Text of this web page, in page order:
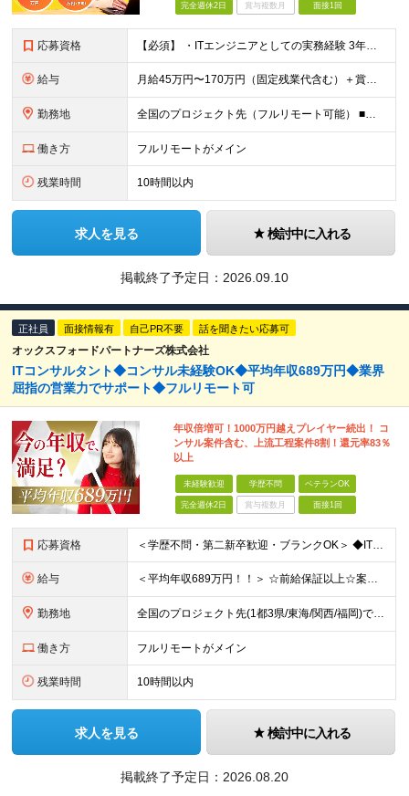
完全週休2日 賞与複数月 面接1回
応募資格 【必須】 ・ITエンジニアとしての実務経験 3年以上 （インフラエンジニア／サーバーエンジニア／ネットワークエンジニア／クラウドエンジニア／社内SE／バックエンドエンジニア等、領域不問） ・AWS／G
給与 月給45万円〜170万円（固定残業代含む）＋賞与＋インセンティブ 想定年収：620万円〜2,000万円 ◎入社した全員が年収UP（平均170万円UP） ※経験・能力などを考慮の上、決定します。 ※月
勤務地 全国のプロジェクト先（フルリモート可能） ■プロジェクトは100%完全選択制 ■帰社日なし（社内業務は一切ありません） 【拠点】 ◆本社／東京都新宿区西新宿2丁目6番1号 新宿住友ビル28階 ◆大阪
働き方 フルリモートがメイン
残業時間 10時間以内
求人を見る 検討中に入れる
掲載終了予定日： 2026.09.10
正社員 面接情報有 自己PR不要 話を聞きたい応募可
オックスフォードパートナーズ株式会社
ITコンサルタント◆コンサル未経験OK◆平均年収689万円◆業界
屈指の営業力でサポート◆フルリモート可
年収倍増可！1000万円越えプレイヤー続出！ コ
ンサル案件含む、上流工程案件8割！還元率83％
以上
未経験歓迎 学歴不問 ベテランOK
完全週休2日 賞与複数月 面接1回
応募資格 ＜学歴不問・第二新卒歓迎・ブランクOK＞ ◆IT業界での実務経験（2年以上） ※アプリ・インフラ等の領域は不問 【歓迎条件】 ◎コンサルティングファームでの実務経験 ◎SIにおける上流工程
給与 ＜平均年収689万円！！＞ ☆前給保証以上☆案件待機期間も給与保証あり☆ 月給40万円～150万円（固定残業代含む） ※経験や能力を考慮し決定します ※試用期間6ヶ月あり。条件や待遇に差異はありません
勤務地 全国のプロジェクト先(1都3県/東海/関西/福岡)での勤務となります。 ★全国から参画可能な案件あり！ ★リモートワーク・リモート併用・常駐案件すべてあり！ ★転居を伴う転勤はナシ ┗1人1人の働き
働き方 フルリモートがメイン
残業時間 10時間以内
求人を見る 検討中に入れる
掲載終了予定日： 2026.08.20